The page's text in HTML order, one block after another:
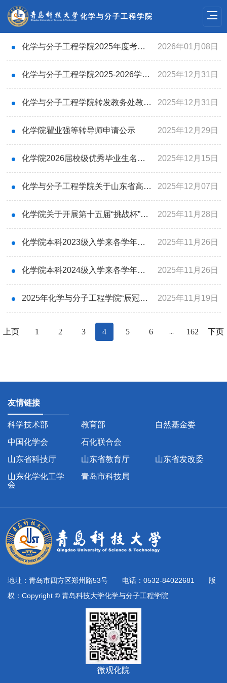
化学与分子工程学院
化学与分子工程学院2025年度考核优秀和师德考核优秀推荐公示 2026年01月08日
化学与分子工程学院2025-2026学年第二学期教材选用征订公示 2025年12月31日
化学与分子工程学院转发教务处教务科（考试中心）《关于2025-2026学年第二学期选、退课的通知》的通知 2025年12月31日
化学院瞿业强等转导师申请公示 2025年12月29日
化学院2026届校级优秀毕业生名单公示 2025年12月15日
化学与分子工程学院关于山东省高等学校2025年度青年创新团队人选推荐的公示 2025年12月07日
化学院关于开展第十五届“挑战杯”创业计划竞赛的通知 2025年11月28日
化学院本科2023级入学来各学年推免考核评价成绩公示 2025年11月26日
化学院本科2024级入学来各学年推免考核评价成绩公示 2025年11月26日
2025年化学与分子工程学院“辰冠奖学金”评选结果公示 2025年11月19日
上页 1 2 3 4 5 6 ... 162 下页
友情链接
科学技术部 教育部
自然基金委
中国化学会
石化联合会
山东省科技厅
山东省教育厅
山东省发改委
山东化学化工学
会
青岛市科技局
地址：青岛市四方区郑州路53号 电话：0532-84022681 版
权：Copyright © 青岛科技大学化学与分子工程学院
微观化院